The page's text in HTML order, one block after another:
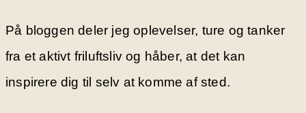
På bloggen deler jeg oplevelser, ture og tanker
fra et aktivt friluftsliv og håber, at det kan
inspirere dig til selv at komme af sted.